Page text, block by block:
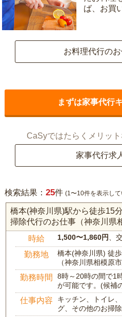
ば、お買
お料理代行の
まずは家事代行
CaSyではたらくメリッ
家事代行求
検索結果： 25件 (1〜10件を表示し
橋本(神奈川県)駅から徒歩15
掃除代行のお仕事（神奈川県
時給 1,500〜1,860円 、
勤務地
橋本(神奈川県) 徒
（神奈川県相模原
勤務時間
8時～20時の間で1
が可能です。(候補
仕事内容
キッチン、トイレ
グ、その他のお掃除